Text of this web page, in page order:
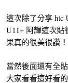
這次除了分享 htc
U11+ 阿輝這次
果真的很美很讚！
當然後面還有全
大家看看這好看的